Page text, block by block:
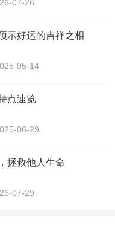
才能在五行旺相的
实现人生价值。
2024-10-03
07-26
示好运的吉祥之相
05-14
点速览
06-29
拯救他人生命
07-29